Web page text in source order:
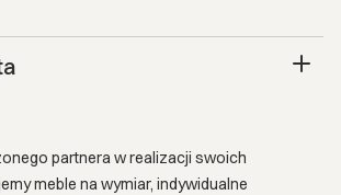
partnera w realizacji swoich
meble na wymiar, indywidualne